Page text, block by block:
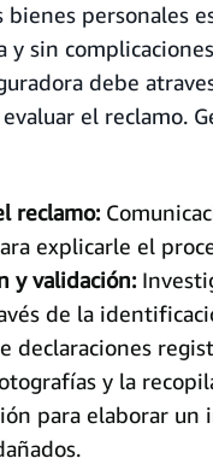
bienes personales
y sin
debe
el reclamo.
reclamo:
explicarle el
y validación:
de la
declaraciones
y la
para elaborar un